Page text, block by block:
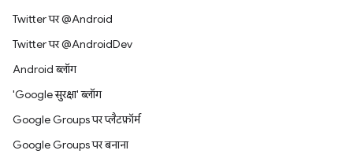
Twitter पर @Android
Twitter पर @AndroidDev
Android ब्लॉग
'Google सुरक्षा' ब्लॉग
Google Groups पर प्लैटफ़ॉर्म
Google Groups पर बनाना